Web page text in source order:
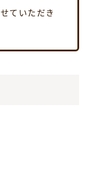
ていただき